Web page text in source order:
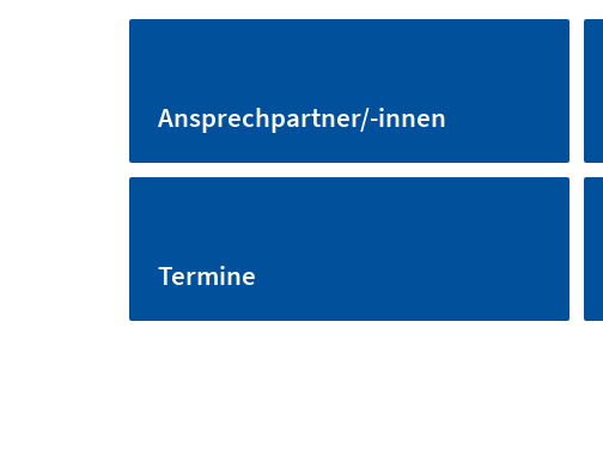
Ansprechpartner/-innen
Termine